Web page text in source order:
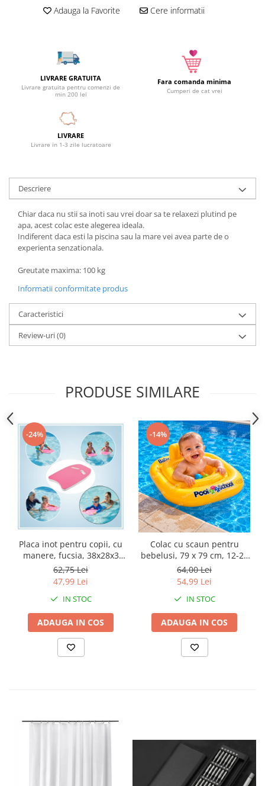
Camera copilului
Ingrijire copii
Paturici si perne
Cutii depozitare
Bureti de baie
Accesorii masaj
Rucsacuri, curele si accesorii
Gradina
Promotii
Articole de vara
Genti termoizolante
Accesorii inot si gonflabile
Jucarii de plaja
Genti de plaja
Piscine gonflabile
Prosoape si rogojini
Evantaie
Adauga la Favorite Cere informatii
LIVRARE GRATUITA
Livrare gratuita pentru comenzi de
min 200 lei
Fara comanda minima
Cumperi de cat vrei
LIVRARE
Livrare in 1-3 zile lucratoare
Descriere
Chiar daca nu stii sa inoti sau vrei doar sa te relaxezi plutind pe
apa, acest colac este alegerea ideala.
Indiferent daca esti la piscina sau la mare vei avea parte de o
experienta senzationala.
Greutate maxima: 100 kg
Informatii conformitate produs
Caracteristici
Review-uri(0)
PRODUSE SIMILARE
-24%
Placa inot pentru copii, cu
manere, fucsia, 38x28x3
cm, 3 ani +
62,75 Lei
47,99 Lei
IN STOC
ADAUGA IN COS
-14%
Colac cu scaun pentru
bebelusi, 79 x 79 cm, 12-24
luni
64,00 Lei
54,99 Lei
IN STOC
ADAUGA IN COS